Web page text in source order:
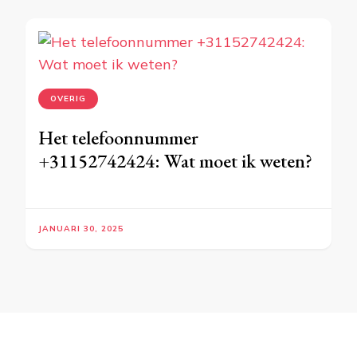
OVERIG
Het telefoonnummer
+31152742424: Wat moet ik weten?
JANUARI 30, 2025